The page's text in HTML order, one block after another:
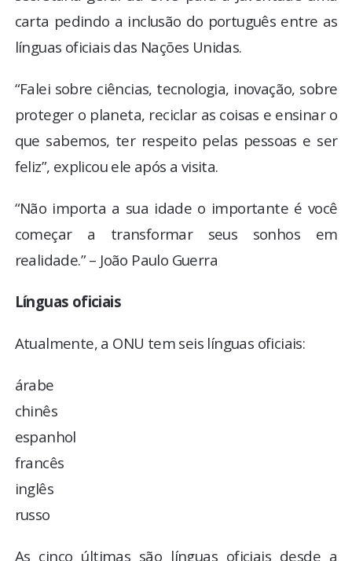
carta pedindo a inclusão do português entre as
línguas oficiais das Nações Unidas.
“Falei sobre ciências, tecnologia, inovação, sobre
proteger o planeta, reciclar as coisas e ensinar o
que sabemos, ter respeito pelas pessoas e ser
feliz”, explicou ele após a visita.
“Não importa a sua idade o importante é você
começar a transformar seus sonhos em
realidade.” – João Paulo Guerra
Línguas oficiais
Atualmente, a ONU tem seis línguas oficiais:
árabe
chinês
espanhol
francês
inglês
russo
As cinco últimas são línguas oficiais desde a